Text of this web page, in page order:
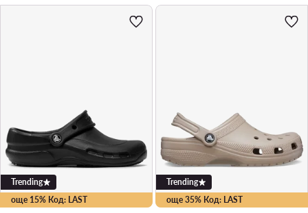
още 15% Код: LAST
Trending
още 35% Код: LAST
Trending